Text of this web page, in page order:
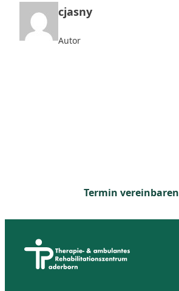
cjasny
Autor
Termin vereinbaren